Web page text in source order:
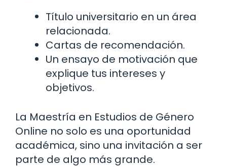
Título universitario en un área
relacionada.
Cartas de recomendación.
Un ensayo de motivación que
explique tus intereses y
objetivos.
La Maestría en Estudios de Género
Online no solo es una oportunidad
académica, sino una invitación a ser
parte de algo más grande.